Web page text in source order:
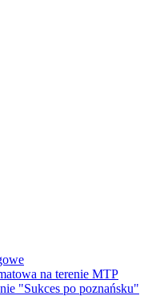
na terenie MTP
"Sukces po poznańsku"